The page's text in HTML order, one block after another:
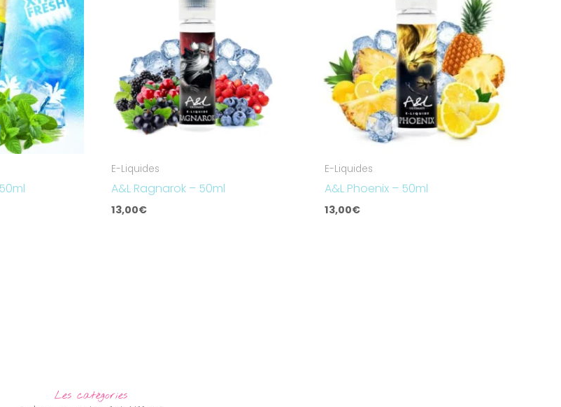
E-Liquides
A&L Ragnarok – 50ml
13,00€
E-Liquides
A&L Phoenix – 50ml
13,00€
Les catégories